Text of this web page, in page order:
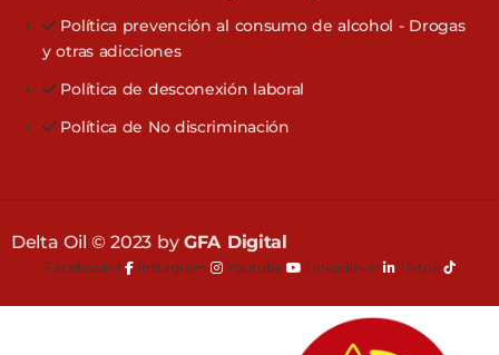
Política prevención al consumo de alcohol - Drogas
y otras adicciones
Política de desconexión laboral
Política de No discriminación
Delta Oil © 2023 by GFA Digital
Facebook-f Instagram Youtube Linkedin-in Tiktok